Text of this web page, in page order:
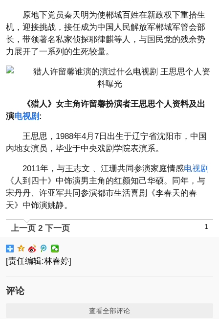
原地下党员秦天明为使郴城百姓在新政权下重拾生
机，迎接挑战，接任成为中国人民解放军郴城军管会部
长，带领著名私家侦探耶律麒等人，与国民党的残余势
力展开了一系列的生死较量。
《猎人》女主角许留馨扮演者王思思个人资料及出
演电视剧 :
王思思，1988年4月7日出生于辽宁省沈阳市，中国
内地女演员，毕业于中央戏剧学院表演系。
2011年，与王志文 、江珊共同参演家庭情感电视剧
《人到四十》中饰演男主角的红颜知己华硕。同年，与
宋丹丹、许亚军共同参演都市生活喜剧《李春天的春
天》中饰演姚静。
上一页 1
2 下一页
[责任编辑:林春婷]
评论
查看全部评论